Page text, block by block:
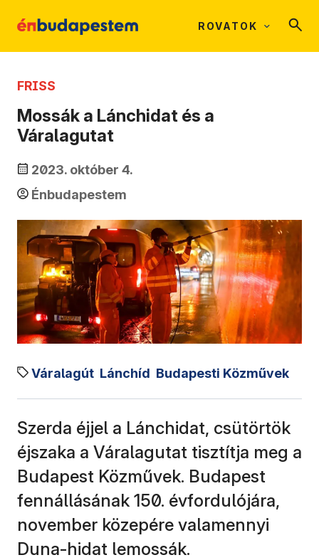
ROVATOK
FRISS
Mossák a Lánchidat és a
Váralagutat
2023. október 4.
Énbudapestem
Váralagút Lánchíd Budapesti Közművek
Szerda éjjel a Lánchidat, csütörtök
éjszaka a Váralagutat tisztítja meg a
Budapest Közművek. Budapest
fennállásának 150. évfordulójára,
november közepére valamennyi
Duna-hidat lemossák.